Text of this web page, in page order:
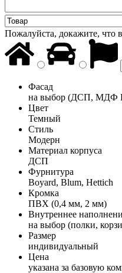
Пожалуйста, докажите, что
Фасад
на выбор (ДСП, МДФ
Цвет
Темный
Стиль
Модерн
Материал корпуса
ДСП
Фурнитура
Boyard, Blum, Hettich
Кромка
ПВХ (0,4 мм, 2 мм)
Внутреннее
на выбор (полки,
Размер
индивидуальный
Цена
указана за базовую